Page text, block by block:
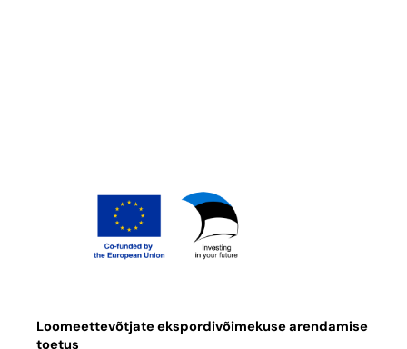
Loomeettevõtjate ekspordivõimekuse arendamise
toetus